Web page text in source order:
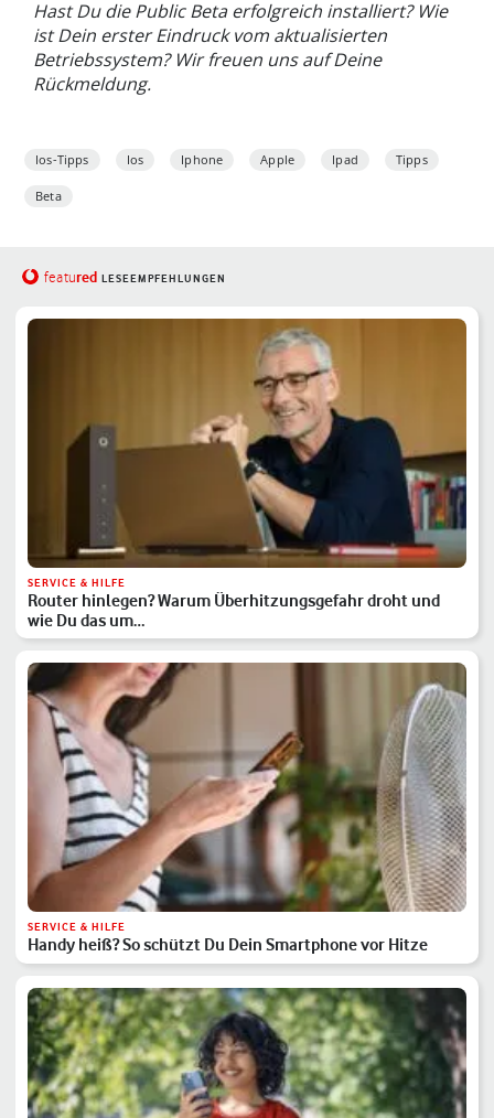
Hast Du die Public Beta erfolgreich installiert? Wie
ist Dein erster Eindruck vom aktualisierten
Betriebssystem? Wir freuen uns auf Deine
Rückmeldung.
Ios-Tipps Ios Iphone Apple Ipad Tipps
Beta
featured LESEEMPFEHLUNGEN
SERVICE & HILFE
Router hinlegen? Warum Überhitzungsgefahr droht und
wie Du das um…
SERVICE & HILFE
Handy heiß? So schützt Du Dein Smartphone vor Hitze